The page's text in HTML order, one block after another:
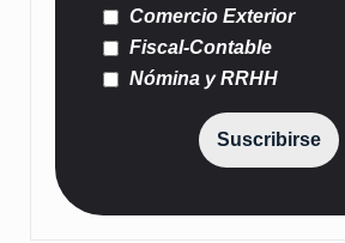
Comercio Exterior
Fiscal-Contable
Nómina y RRHH
Suscribirse